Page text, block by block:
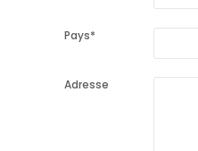
Pays*
Adresse